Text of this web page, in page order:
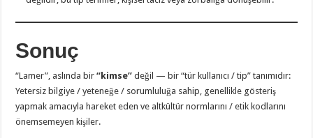
Sonuç
“Lamer”, aslında bir“kimse” değil — bir “tür kullanıcı / tip” tanımıdır:
Yetersiz bilgiye / yeteneğe / sorumluluğa sahip, genellikle gösteriş
yapmak amacıyla hareket eden ve altkültür normlarını / etik kodlarını
önemsemeyen kişiler.